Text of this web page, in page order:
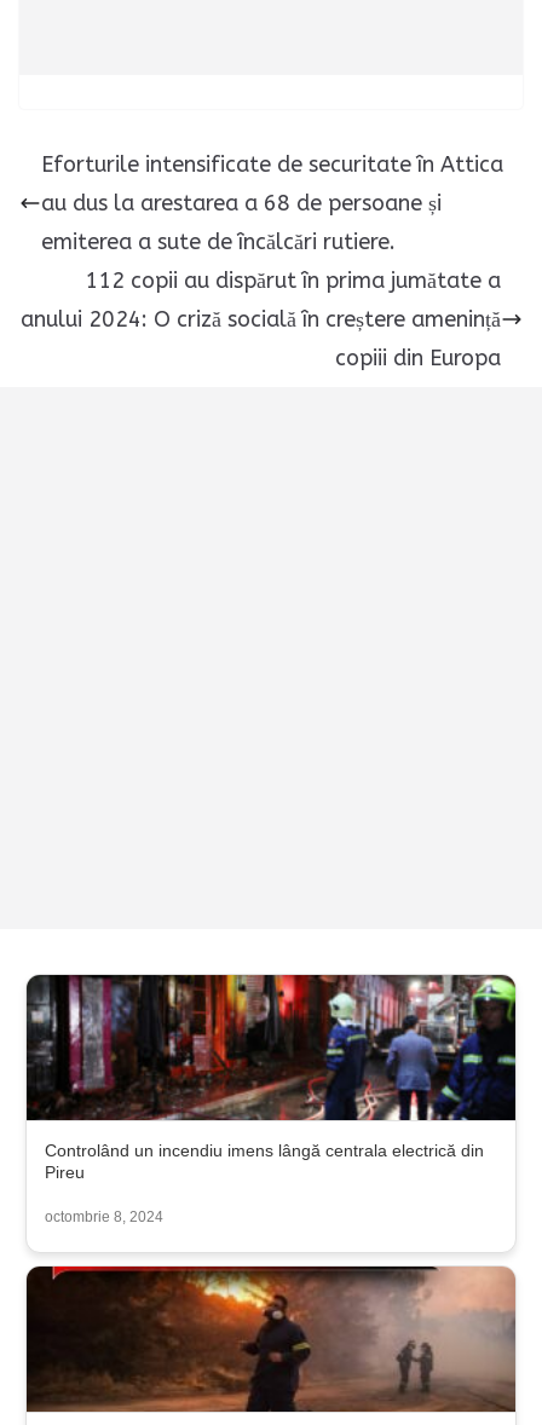
Eforturile intensificate de securitate în Attica
au dus la arestarea a 68 de persoane și
emiterea a sute de încălcări rutiere.
112 copii au dispărut în prima jumătate a
anului 2024: O criză socială în creștere amenință
copiii din Europa
Controlând un incendiu imens lângă centrala electrică din
Pireu
octombrie 8, 2024